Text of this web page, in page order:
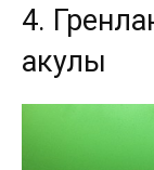
4.
акулы